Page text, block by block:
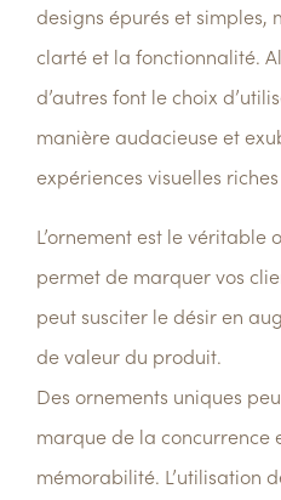
designs épurés et simples,
clarté et la fonctionnalité.
d’autres font le choix
manière audacieuse et
expériences visuelles
L’ornement est le
permet de marquer vos
peut susciter le désir en
de valeur du produit.
Des ornements uniques
marque de la concurrence
mémorabilité. L’utilisation